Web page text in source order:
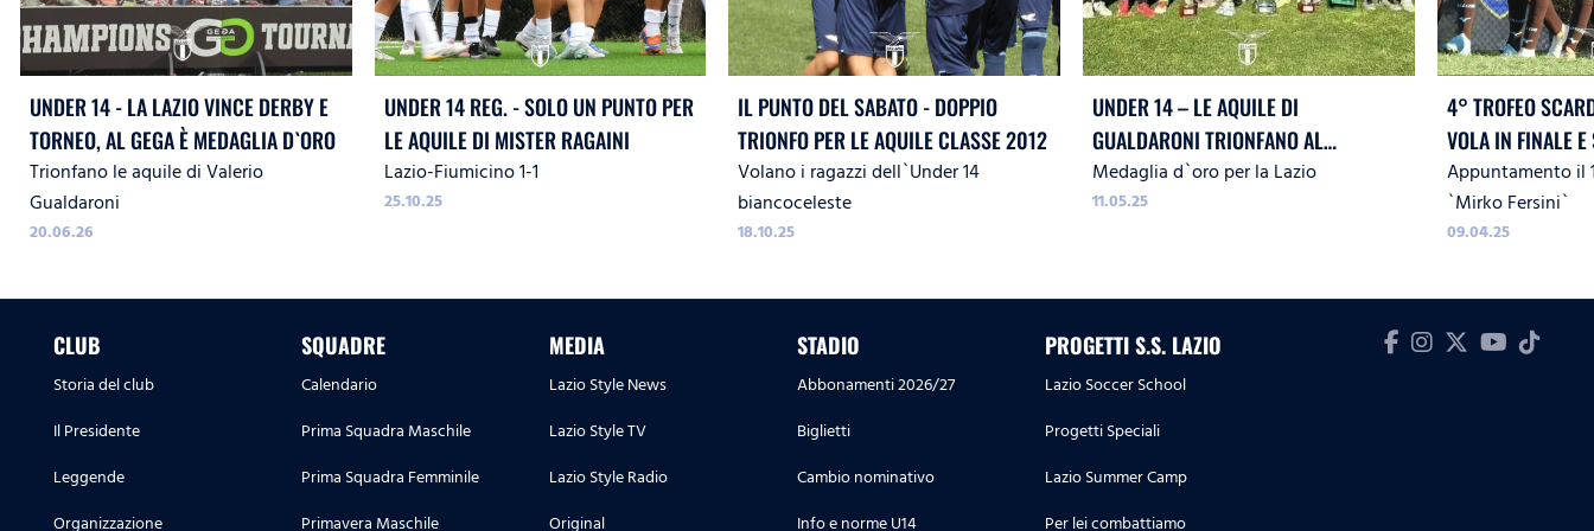
UNDER 14 - LA LAZIO VINCE DERBY E
TORNEO, AL GEGA È MEDAGLIA D`ORO
Trionfano le aquile di Valerio
Gualdaroni
20.06.26
UNDER 14 REG. - SOLO UN PUNTO PER
LE AQUILE DI MISTER RAGAINI
Lazio-Fiumicino 1-1
25.10.25
IL PUNTO DEL SABATO - DOPPIO
TRIONFO PER LE AQUILE CLASSE 2012
Volano i ragazzi dell`Under 14
biancoceleste
18.10.25
UNDER 14 – LE AQUILE DI
GUALDARONI TRIONFANO AL
MEMORIAL ‘CARLO ZECCHINI’
Medaglia d`oro per la Lazio
11.05.25
4° TROFEO
VOLA IN FINALE
Appuntamento il
`Mirko Fersini`
09.04.25
CLUB
Storia del club
Il Presidente
Leggende
Organizzazione
SQUADRE
Calendario
Prima Squadra Maschile
Prima Squadra Femminile
Primavera Maschile
MEDIA
Lazio Style News
Lazio Style TV
Lazio Style Radio
Original
STADIO
Abbonamenti 2026/27
Biglietti
Cambio nominativo
Info e norme U14
PROGETTI S.S. LAZIO
Lazio Soccer School
Progetti Speciali
Lazio Summer Camp
Per lei combattiamo